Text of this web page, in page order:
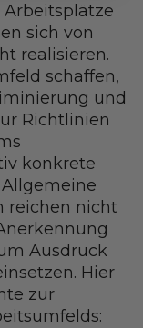
sich von
realisieren.
schaffen,
und
Richtlinien
konkrete
reichen nicht
Ausdruck
Hier
zur